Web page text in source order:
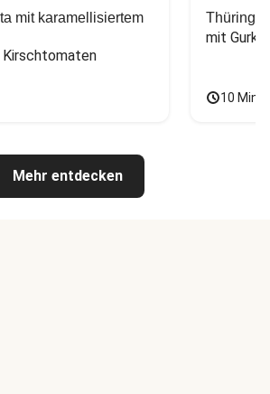
mit karamellisiertem
Kirschtomaten
mit
10
Mehr entdecken